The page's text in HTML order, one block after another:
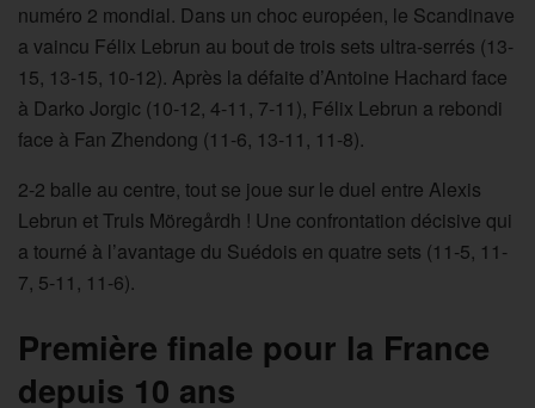
numéro 2 mondial. Dans un choc européen, le Scandinave
a vaincu Félix Lebrun au bout de trois sets ultra-serrés (13-
15, 13-15, 10-12). Après la défaite d’Antoine Hachard face
à Darko Jorgic (10-12, 4-11, 7-11), Félix Lebrun a rebondi
face à Fan Zhendong (11-6, 13-11, 11-8).
2-2 balle au centre, tout se joue sur le duel entre Alexis
Lebrun et Truls Möregårdh ! Une confrontation décisive qui
a tourné à l’avantage du Suédois en quatre sets (11-5, 11-
7, 5-11, 11-6).
Première finale pour la France
depuis 10 ans